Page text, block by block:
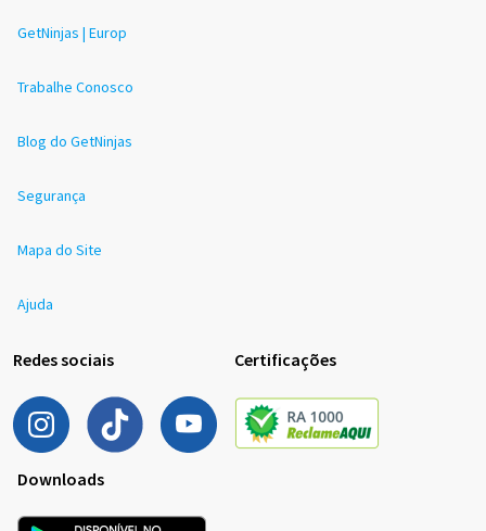
GetNinjas | Europ
Trabalhe Conosco
Blog do GetNinjas
Segurança
Mapa do Site
Ajuda
Redes sociais Certificações
Downloads